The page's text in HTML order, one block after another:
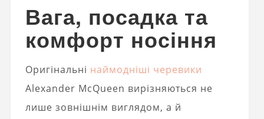
Вага, посадка та
комфорт носіння
Оригінальні наймодніші черевики
Alexander McQueen вирізняються не
лише зовнішнім виглядом, а й